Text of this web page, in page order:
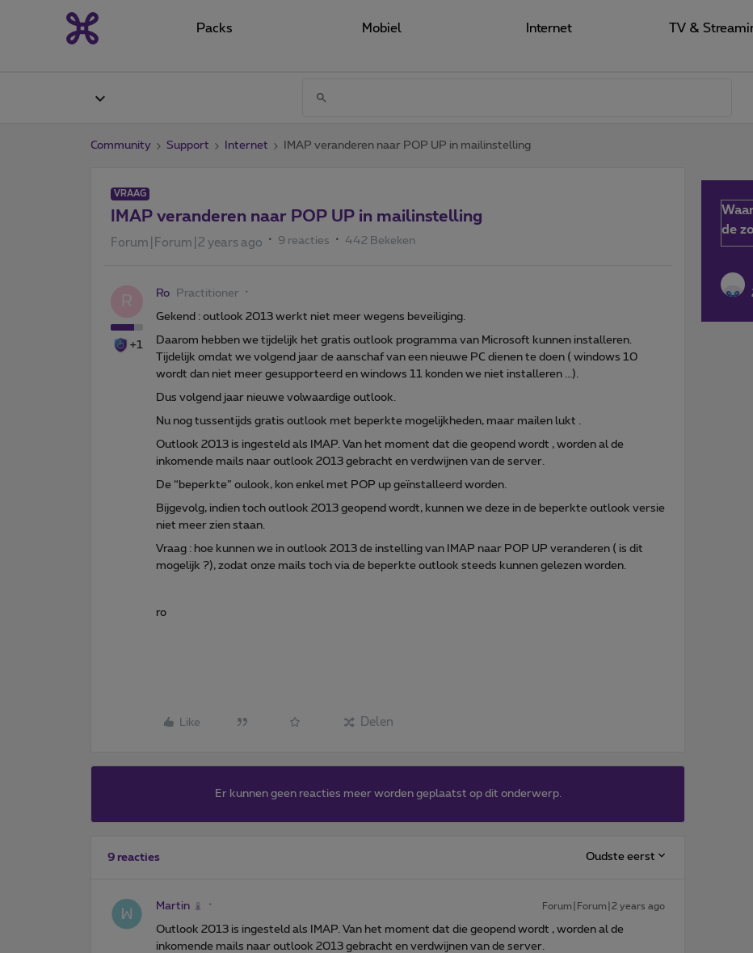
Packs Mobiel Internet TV &
Community Support Internet IMAP veranderen naar POP UP in mailinstelling
VRAAG
IMAP veranderen naar POP UP in mailinstelling
Forum|Forum|2 years ago 9 reacties 442 Bekeken
R
+1
Ro Practitioner
Gekend : outlook 2013 werkt niet meer wegens beveiliging.
Daarom hebben we tijdelijk het gratis outlook programma van Microsoft kunnen installeren.
Tijdelijk omdat we volgend jaar de aanschaf van een nieuwe PC dienen te doen ( windows 10
wordt dan niet meer gesupporteerd en windows 11 konden we niet installeren ...).
Dus volgend jaar nieuwe volwaardige outlook.
Nu nog tussentijds gratis outlook met beperkte mogelijkheden, maar mailen lukt .
Outlook 2013 is ingesteld als IMAP. Van het moment dat die geopend wordt , worden al de
inkomende mails naar outlook 2013 gebracht en verdwijnen van de server.
De “beperkte” oulook, kon enkel met POP up geïnstalleerd worden.
Bijgevolg, indien toch outlook 2013 geopend wordt, kunnen we deze in de beperkte outlook versie
niet meer zien staan.
Vraag : hoe kunnen we in outlook 2013 de instelling van IMAP naar POP UP veranderen ( is dit
mogelijk ?), zodat onze mails toch via de beperkte outlook steeds kunnen gelezen worden.
ro
Like Delen
Er kunnen geen reacties meer worden geplaatst op dit onderwerp.
9 reacties Oudste eerst
Martin Forum|Forum|2 years ago
Outlook 2013 is ingesteld als IMAP. Van het moment dat die geopend wordt , worden al de
inkomende mails naar outlook 2013 gebracht en verdwijnen van de server.
de